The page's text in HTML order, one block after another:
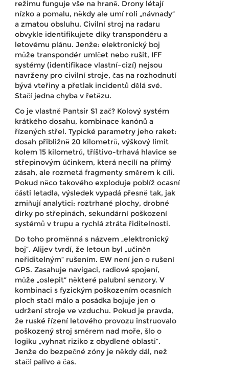
režimu funguje vše na hraně. Drony létají
nízko a pomalu, někdy ale umí roli „návnady“
a zmatou obsluhu. Civilní stroj na radaru
obvykle identifikujete díky transpondéru a
letovému plánu. Jenže: elektronický boj
může transpondér umlčet nebo rušit, IFF
systémy (identifikace vlastní–cizí) nejsou
navrženy pro civilní stroje, čas na rozhodnutí
bývá vteřiny a přetlak incidentů dělá své.
Stačí jedna chyba v řetězu.
Co je vlastně Pantsir S1 zač? Kolový systém
krátkého dosahu, kombinace kanónů a
řízených střel. Typické parametry jeho raket:
dosah přibližně 20 kilometrů, výškový limit
kolem 15 kilometrů, tříštivo-trhavá hlavice se
střepinovým účinkem, která necílí na přímý
zásah, ale rozmetá fragmenty směrem k cíli.
Pokud něco takového exploduje poblíž ocasní
části letadla, výsledek vypadá přesně tak, jak
zmiňují analytici: roztrhané plochy, drobné
dírky po střepinách, sekundární poškození
systémů v trupu a rychlá ztráta řiditelnosti.
Do toho proměnná s názvem „elektronický
boj“. Alijev tvrdí, že letoun byl „učiněn
neřiditelným“ rušením. EW není jen o rušení
GPS. Zasahuje navigaci, radiové spojení,
může „oslepit“ některé palubní senzory. V
kombinaci s fyzickým poškozením ocasních
ploch stačí málo a posádka bojuje jen o
udržení stroje ve vzduchu. Pokud je pravda,
že ruské řízení letového provozu instruovalo
poškozený stroj směrem nad moře, šlo o
logiku „vyhnat riziko z obydlené oblasti“.
Jenže do bezpečné zóny je někdy dál, než
stačí palivo a čas.